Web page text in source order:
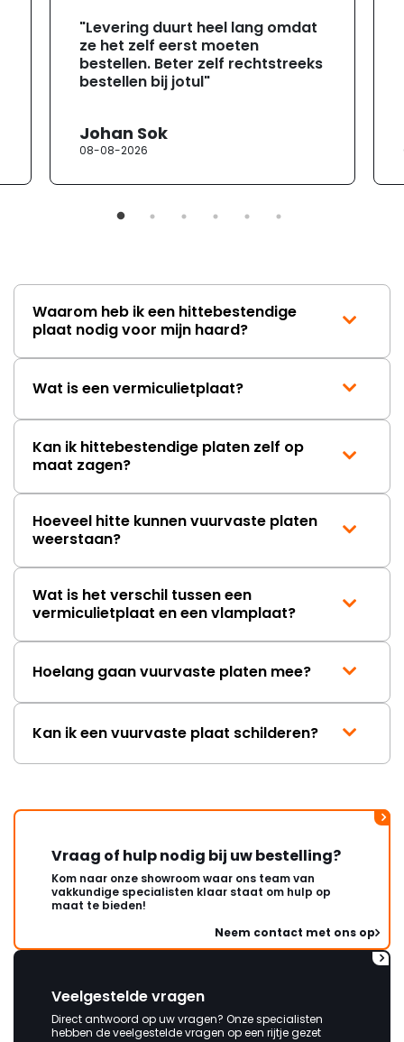
"Levering duurt heel lang omdat
ze het zelf eerst moeten
bestellen. Beter zelf rechtstreeks
bestellen bij jotul"
Johan Sok
08-08-2026
Waarom heb ik een hittebestendige
plaat nodig voor mijn haard?
Wat is een vermiculietplaat?
Kan ik hittebestendige platen zelf op
maat zagen?
Hoeveel hitte kunnen vuurvaste platen
weerstaan?
Wat is het verschil tussen een
vermiculietplaat en een vlamplaat?
Hoelang gaan vuurvaste platen mee?
Kan ik een vuurvaste plaat schilderen?
Vraag of hulp nodig bij uw bestelling?
Kom naar onze showroom waar ons team van
vakkundige specialisten klaar staat om hulp op
maat te bieden!
Neem contact met ons op
Veelgestelde vragen
Direct antwoord op uw vragen? Onze specialisten
hebben de veelgestelde vragen op een rijtje gezet